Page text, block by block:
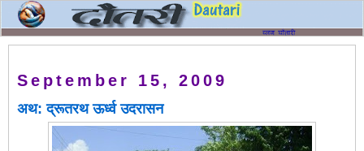
September 15, 2009
अथ: द्रूतरथ ऊर्ध्व उदरासन